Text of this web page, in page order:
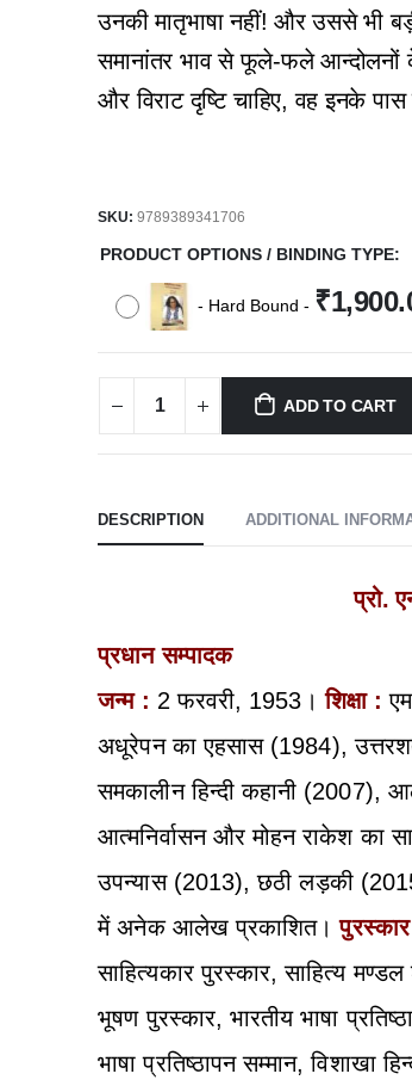
उनकी मातृभाषा नहीं! और उससे भी
समानांतर भाव से फूले-फले
और विराट दृष्टि चाहिए, वह इनके पास
SKU:9789389341706
PRODUCT OPTIONS / BINDING TYPE
- Hard Bound - ₹
ADD TO CART
DESCRIPTION ADDITIONAL
प्रो.
प्रधान सम्पादक
जन्म : 2 फरवरी, 1953।शिक्षा :
अधूरेपन का एहसास (1984),
समकालीन हिन्दी कहानी (2007),
आत्मनिर्वासन और मोहन राकेश का
उपन्यास (2013), छठी लड़की
में अनेक आलेख प्रकाशित।
साहित्यकार पुरस्कार, साहित्य मण्डल
भूषण पुरस्कार, भारतीय भाषा
भाषा प्रतिष्ठापन सम्मान, विशाखा